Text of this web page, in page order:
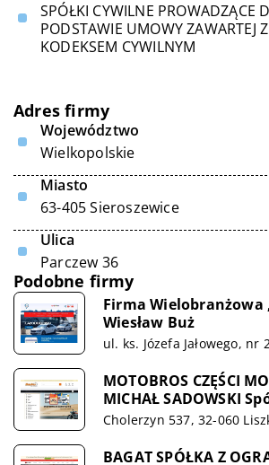
SPÓŁKI CYWILNE PROWADZĄCE
PODSTAWIE UMOWY ZAWARTEJ
KODEKSEM CYWILNYM
Adres firmy
Województwo
Wielkopolskie
Miasto
63-405 Sieroszewice
Ulica
Parczew 36
Podobne firmy
Firma Wielobranżowa
Wiesław Buż
ul. ks. Józefa Jałowego, nr
MOTOBROS CZĘŚCI
MICHAŁ SADOWSKI
Cholerzyn 537, 32-060
BAGAT SPÓŁKA Z